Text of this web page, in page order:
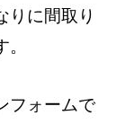
りに間取り
フォームで